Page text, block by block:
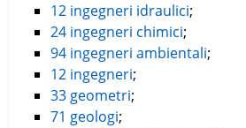
12 ingegneri idraulici;
24 ingegneri chimici;
94 ingegneri ambientali;
12 ingegneri;
33 geometri;
71 geologi;